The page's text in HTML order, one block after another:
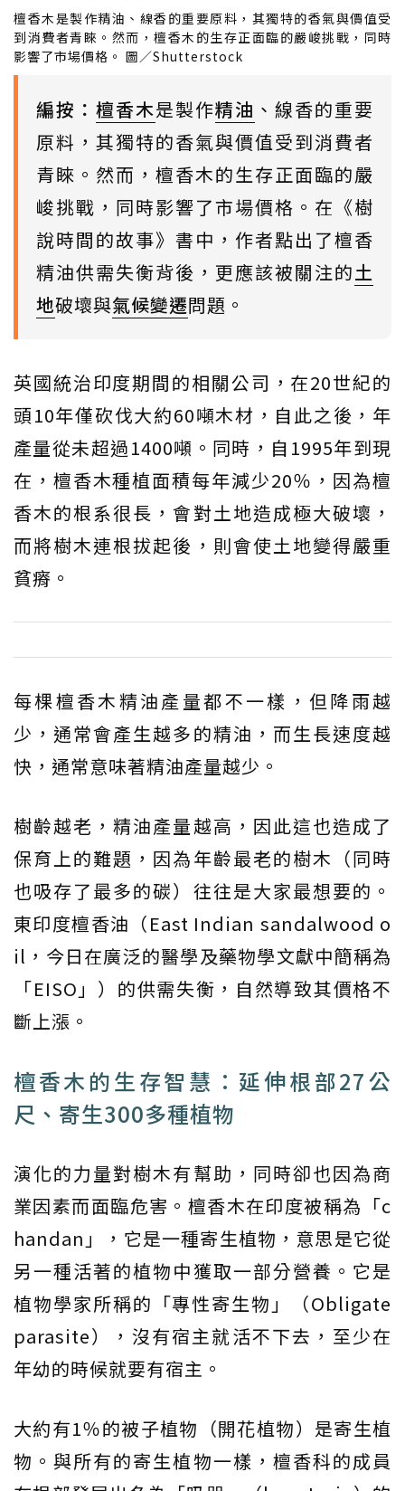
檀香木是製作精油、線香的重要原料，其獨特的香氣與價值受
到消費者青睞。然而，檀香木的生存正面臨的嚴峻挑戰，同時
影響了市場價格。 圖／Shutterstock
編按： 檀香木是製作精油 、線香的重要
原料，其獨特的香氣與價值受到消費者
青睞。然而，檀香木的生存正面臨的嚴
峻挑戰，同時影響了市場價格。在《樹
說時間的故事》書中，作者點出了檀香
精油供需失衡背後，更應該被關注的土
地破壞與氣候變遷問題。
英國統治印度期間的相關公司，在20世紀的
頭10年僅砍伐大約60噸木材，自此之後，年
產量從未超過1400噸。同時，自1995年到現
在，檀香木種植面積每年減少20％，因為檀
香木的根系很長，會對土地造成極大破壞，
而將樹木連根拔起後，則會使土地變得嚴重
貧瘠。
每棵檀香木精油產量都不一樣，但降雨越
少，通常會產生越多的精油，而生長速度越
快，通常意味著精油產量越少。
樹齡越老，精油產量越高，因此這也造成了
保育上的難題，因為年齡最老的樹木（同時
也吸存了最多的碳）往往是大家最想要的。
東印度檀香油（East Indian sandalwood o
il，今日在廣泛的醫學及藥物學文獻中簡稱為
「EISO」）的供需失衡，自然導致其價格不
斷上漲。
檀香木的生存智慧：延伸根部27公
尺、寄生300多種植物
演化的力量對樹木有幫助，同時卻也因為商
業因素而面臨危害。檀香木在印度被稱為「c
handan」，它是一種寄生植物，意思是它從
另一種活著的植物中獲取一部分營養。它是
植物學家所稱的「專性寄生物」（Obligate
parasite），沒有宿主就活不下去，至少在
年幼的時候就要有宿主。
大約有1％的被子植物（開花植物）是寄生植
物。與所有的寄生植物一樣，檀香科的成員